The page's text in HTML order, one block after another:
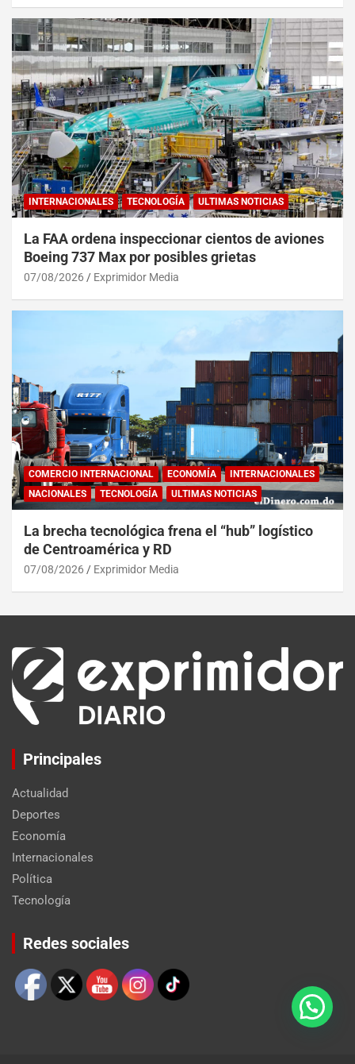
INTERNACIONALES TECNOLOGÍA ULTIMAS NOTICIAS
La FAA ordena inspeccionar cientos de aviones
Boeing 737 Max por posibles grietas
07/08/2026 Exprimidor Media
COMERCIO INTERNACIONAL ECONOMÍA
INTERNACIONALES
NACIONALES
TECNOLOGÍA ULTIMAS NOTICIAS
La brecha tecnológica frena el “hub” logístico
de Centroamérica y RD
07/08/2026 Exprimidor Media
Principales
Actualidad
Deportes
Economía
Internacionales
Política
Tecnología
Redes sociales